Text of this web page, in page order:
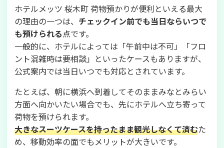
ホテルメッツ 桜木町 荷物預かりが便利といえる最大
の理由の一つは、 チェックイン前でも当日ならいつで
も預けられる点です。
一般的に、ホテルによっては「午前中は不可」「フロ
ント混雑時は要相談」といったケースもありますが、
公式案内では当日いつでも対応とされています。
たとえば、朝に横浜へ到着してそのままみなとみらい
方面へ向かいたい場合でも、先にホテルへ立ち寄って
荷物を預けられます。
大きなスーツケースを持ったまま観光しなくて済むた
め、移動効率の面でもメリットが大きいです。